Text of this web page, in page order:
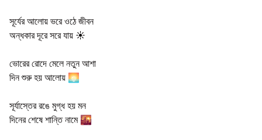
সূর্যের আলোয় ভরে ওঠে জীবন
অন্ধকার দূরে সরে যায় ☀️
ভোরের রোদে মেলে নতুন আশা
দিন শুরু হয় আলোয় 🌅
সূর্যাস্তের রঙে মুগ্ধ হয় মন
দিনের শেষে শান্তি নামে 🌇